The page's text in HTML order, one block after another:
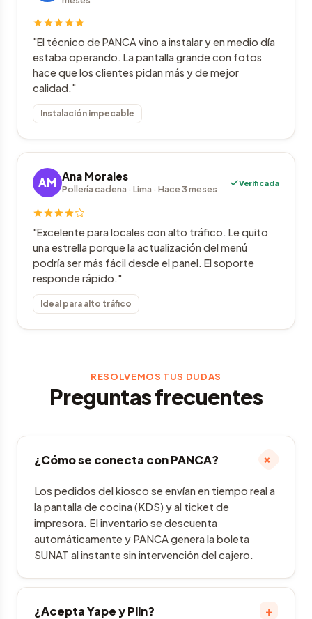
"El técnico de PANCA vino a instalar y en medio día
estaba operando. La pantalla grande con fotos
hace que los clientes pidan más y de mejor
calidad."
Instalación impecable
AM Ana Morales
Pollería cadena · Lima · Hace 3 meses
Verificada
"Excelente para locales con alto tráfico. Le quito
una estrella porque la actualización del menú
podría ser más fácil desde el panel. El soporte
responde rápido."
Ideal para alto tráfico
RESOLVEMOS TUS DUDAS
Preguntas frecuentes
¿Cómo se conecta con PANCA? +
Los pedidos del kiosco se envían en tiempo real a
la pantalla de cocina (KDS) y al ticket de
impresora. El inventario se descuenta
automáticamente y PANCA genera la boleta
SUNAT al instante sin intervención del cajero.
¿Acepta Yape y Plin? +